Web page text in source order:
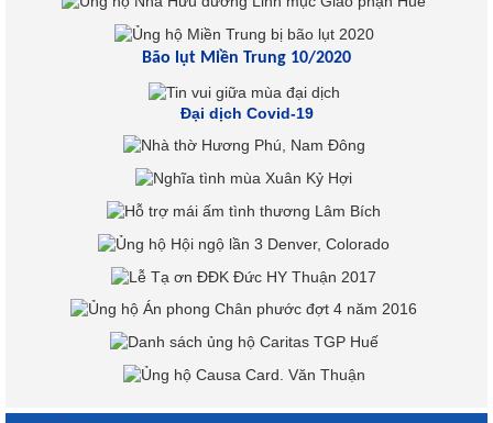
Bão lụt Miền Trung 10/2020
Đại dịch Covid-19